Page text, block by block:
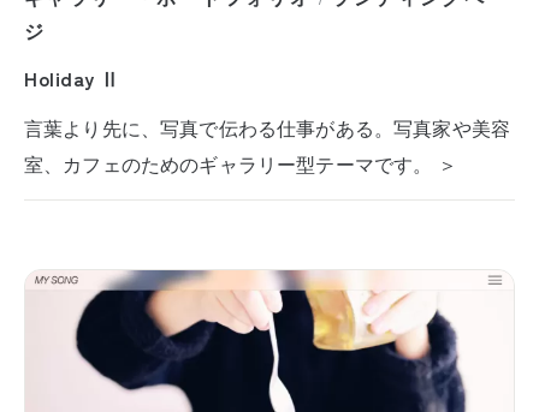
ジ
Holiday Ⅱ
言葉より先に、写真で伝わる仕事がある。写真家や美容
室、カフェのためのギャラリー型テーマです。 ＞